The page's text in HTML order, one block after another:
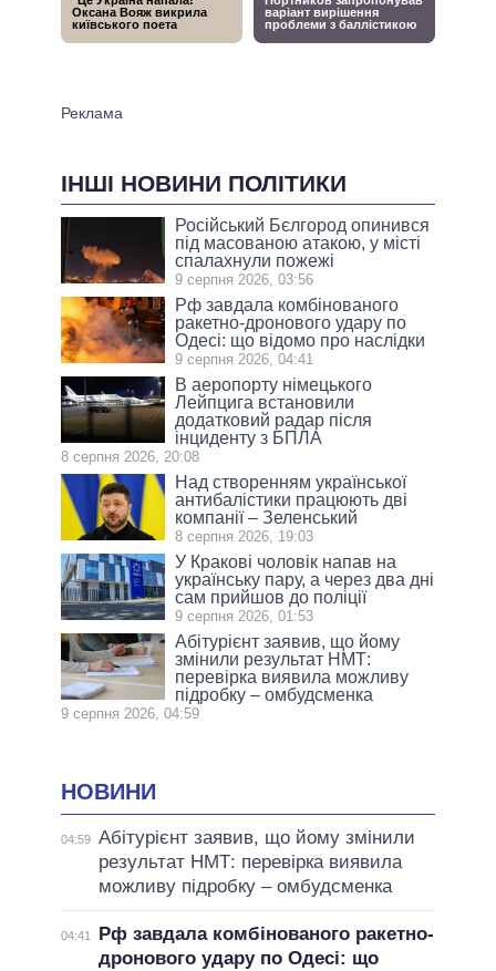
ІНШІ НОВИНИ ПОЛІТИКИ
Російський Бєлгород опинився
під масованою атакою, у місті
спалахнули пожежі
9 серпня 2026, 03:56
Рф завдала комбінованого
ракетно-дронового удару по
Одесі: що відомо про наслідки
9 серпня 2026, 04:41
В аеропорту німецького
Лейпцига встановили
додатковий радар після
інциденту з БПЛА
8 серпня 2026, 20:08
Над створенням української
антибалістики працюють дві
компанії – Зеленський
8 серпня 2026, 19:03
У Кракові чоловік напав на
українську пару, а через два дні
сам прийшов до поліції
9 серпня 2026, 01:53
Абітурієнт заявив, що йому
змінили результат НМТ:
перевірка виявила можливу
підробку – омбудсменка
9 серпня 2026, 04:59
НОВИНИ
04:59 Абітурієнт заявив, що йому змінили
результат НМТ: перевірка виявила
можливу підробку – омбудсменка
04:41
Рф завдала комбінованого ракетно-
дронового удару по Одесі: що